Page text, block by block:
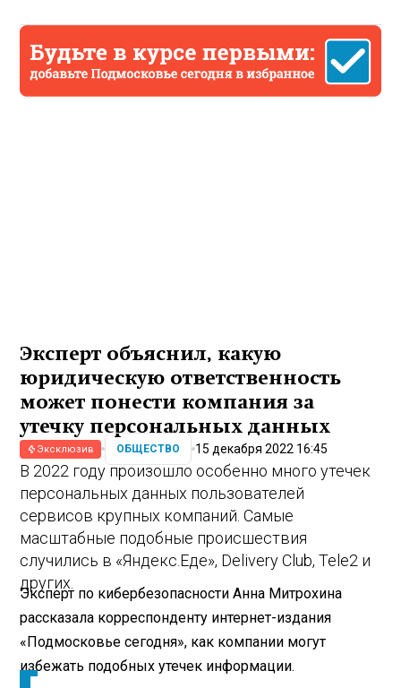
Эксперт объяснил, какую
юридическую ответственность
может понести компания за
утечку персональных данных
Эксклюзив ОБЩЕСТВО 15 декабря 2022 16:45
В 2022 году произошло особенно много утечек
персональных данных пользователей
сервисов крупных компаний. Самые
масштабные подобные происшествия
случились в «Яндекс.Еде», Delivery Club, Tele2 и
других.
Эксперт по кибербезопасности Анна Митрохина
рассказала корреспонденту интернет-издания
«Подмосковье сегодня», как компании могут
избежать подобных утечек информации.